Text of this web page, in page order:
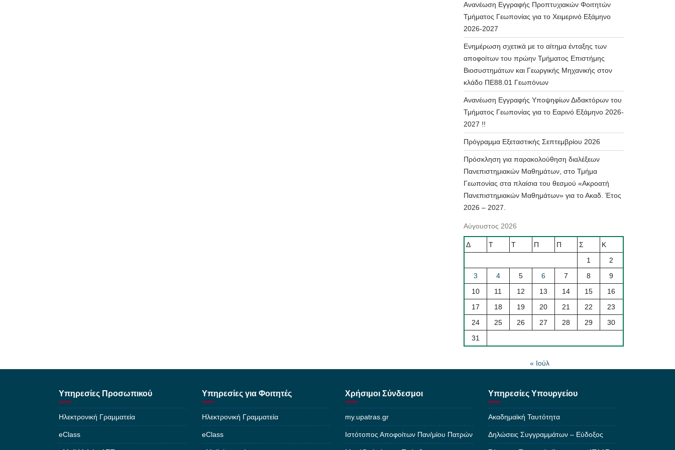
Ανανέωση Εγγραφής Προπτυχιακών Φοιτητών
Τμήματος Γεωπονίας για το Χειμερινό Εξάμηνο
2026-2027
Ενημέρωση σχετικά με το αίτημα ένταξης των
αποφοίτων του πρώην Τμήματος Επιστήμης
Βιοσυστημάτων και Γεωργικής Μηχανικής στον
κλάδο ΠΕ88.01 Γεωπόνων
Ανανέωση Εγγραφής Υποψηφίων Διδακτόρων του
Τμήματος Γεωπονίας για το Εαρινό Εξάμηνο 2026-
2027 !!
Πρόγραμμα Εξεταστικής Σεπτεμβρίου 2026
Πρόσκληση για παρακολούθηση διαλέξεων
Πανεπιστημιακών Μαθημάτων, στο Τμήμα
Γεωπονίας στα πλαίσια του θεσμού «Ακροατή
Πανεπιστημιακών Μαθημάτων» για το Ακαδ. Έτος
2026 – 2027.
Αύγουστος 2026
Δ Τ Τ Π Π Σ
Κ
1
2
3
4 5 6 7 8
9
10
11 12 13 14 15
16
17
18 19 20 21 22
23
24
25 26 27 28 29
30
31
« Ιούλ
Υπηρεσίες Προσωπικού
Ηλεκτρονική Γραμματεία
eClass
Υπηρεσίες για Φοιτητές
Ηλεκτρονική Γραμματεία
eClass
Χρήσιμοι Σύνδεσμοι
my.upatras.gr
Ιστότοπος Αποφοίτων Παν/μίου Πατρών
Υπηρεσίες Υπουργείου
Ακαδημαϊκή Ταυτότητα
Δηλώσεις Συγγραμμάτων – Εύδοξος